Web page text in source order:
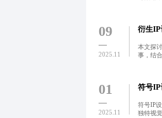
09
2025.11
衍生IP
本文探
事，结
创意生
01
2025.11
符号IP
符号IP
独特视